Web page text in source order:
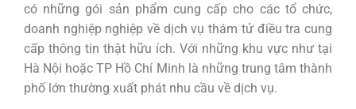
có những gói sản phẩm cung cấp cho các tổ chức,
doanh nghiệp nghiệp về dịch vụ thám tử điều tra cung
cấp thông tin thật hữu ích. Với những khu vực như tại
Hà Nội hoặc TP Hồ Chí Minh là những trung tâm thành
phố lớn thường xuất phát nhu cầu về dịch vụ.